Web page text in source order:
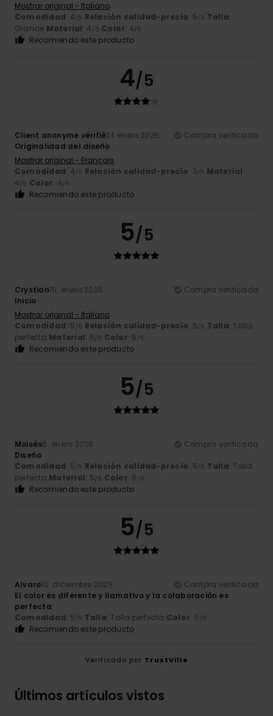
Mostrar original - Italiano
Comodidad: 4/5 Relación calidad-precio: 5/5 Talla:
Grande Material: 4/5 Color: 4/5
Recomiendo este producto
4/5
Client anonyme vérifié21. enero 2026
Compra verificada
Originalidad del diseño
Mostrar original - Français
Comodidad: 4/5 Relación calidad-precio: 3/5 Material:
4/5 Color: 4/5
Recomiendo este producto
5/5
Crystian15. enero 2026
Compra verificada
Inicio
Mostrar original - Italiano
Comodidad: 5/5 Relación calidad-precio: 5/5 Talla: Talla
perfecta Material: 5/5 Color: 5 /5
Recomiendo este producto
5/5
Moisés6. enero 2026
Compra verificada
Diseño
Comodidad: 5/5 Relación calidad-precio: 5/5 Talla: Talla
perfecta Material: 5/5 Color: 5 /5
Recomiendo este producto
5/5
Alvaro10. diciembre 2025
Compra verificada
El color es diferente y llamativo y la colaboración es
perfecta
Comodidad: 5/5 Talla: Talla perfecta Color: 5/5
Recomiendo este producto
Verificado por TrustVille
Últimos artículos vistos